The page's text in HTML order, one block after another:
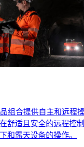
组合提供自主和远程
舒适且安全的远程控
和露天设备的操作。